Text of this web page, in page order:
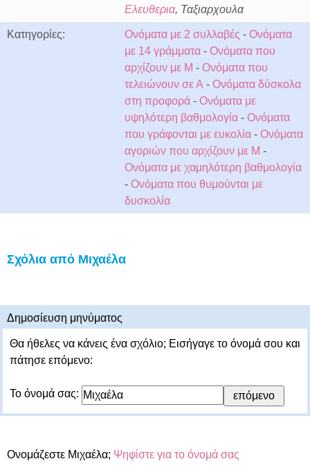
Ελευθερια, Ταξιαρχουλα
Κατηγορίες: Ονόματα με 2 συλλαβές - Ονόματα
με 14 γράμματα - Ονόματα που
αρχίζουν με Μ - Ονόματα που
τελειώνουν σε Α - Ονόματα δύσκολα
στη προφορά - Ονόματα με
υψηλότερη βαθμολογία - Ονόματα
που γράφονται με ευκολία - Ονόματα
αγοριών που αρχίζουν με Μ -
Ονόματα με χαμηλότερη βαθμολογία
- Ονόματα που θυμούνται με
δυσκολία
Σχόλια από Μιχαέλα
Δημοσίευση μηνύματος
Θα ήθελες να κάνεις ένα σχόλιο; Εισήγαγε το όνομά σου και
πάτησε επόμενο:
Το όνομά σας:
Ονομάζεστε Μιχαέλα; Ψηφίστε για το όνομά σας